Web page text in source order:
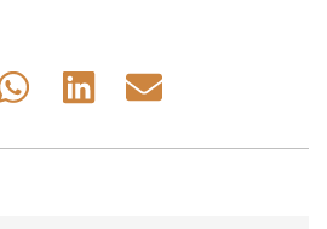
Share
Share
Share